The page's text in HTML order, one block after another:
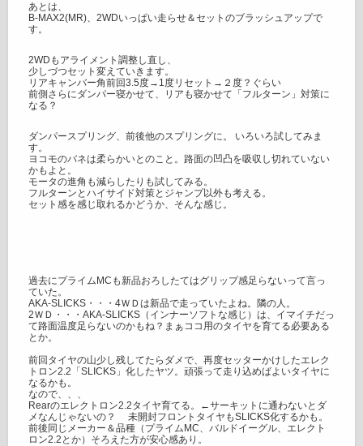
あとは、
B-MAX2(MR)、2WDいっぱい走らせ＆セットのブラッシュアップで
す。
2WDもアライメント調整し直し、
少しづつセット変えていきます。
リアキャンバー角前回3.5度→1度リセット→２度？ぐらい
前側さらにダンパー寝かせて、リアも寝かせて「フルターン」対策に
なる？
ダンパースプリング、前後他のスプリングに。 いろいろ試してみま
す。
ヨコモのバネは柔らかいとのこと。路面の凹凸を吸収し切れていない
かもよと。
モータの進角も減らしたりも試してみる。
フルターンとハイサイド対策とジャンプ以外も考える。
セット感を感じ取れるかどうか、そんな感じ。
過去にプライムMCも新品おろしたてはグリップ感足らないって言っ
ていた。
AKA-SLICKS・・・4ＷＤは新品で走っていたよね。隣の人。
2ＷＤ・・・AKA-SLICKS（インナーソフトな感じ）は、イマイチだっ
て路面温度足らないのかもね？まぁココ用のタイヤを育てる必要ある
とか。
前回タイヤの山少し残してたらダメで、再度セッターかけしたエレク
トロン2.2「SLICKS」化したヤツ。頑張って走り込めばよいタイヤに
なるかも。
なので、、、
Rearのエレクトロン2.2タイヤ育てる。←サーキットに通わないとダ
メなんじゃないの？ 未開封フロントタイヤもSLICKS化するかも。
前後同じメーカー＆品種（プライムMC、バルドイーグル、エレクト
ロン2.2とか）そろえた方が安心感あり。